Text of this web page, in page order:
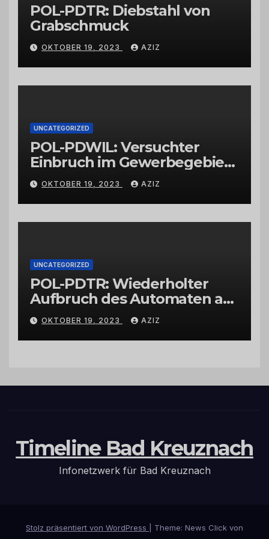
POL-PDTR: Diebstahl von
Grabschmuck
OKTOBER 19, 2023 AZIZ
UNCATEGORIZED
POL-PDWIL: Versuchter
Einbruch im Gewerbegebiet
Wittlich
OKTOBER 19, 2023 AZIZ
UNCATEGORIZED
POL-PDTR: Wiederholter
Aufbruch des Automaten am
Wohnmobilstellplatz in
Hermeskeil am Labachweg
OKTOBER 19, 2023 AZIZ
Timeline Bad Kreuznach
Infonetzwerk für Bad Kreuznach
Stolz präsentiert von WordPress
Theme: News Click von